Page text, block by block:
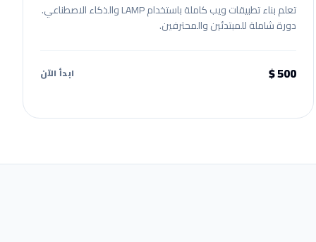
تعلم بناء تطبيقات ويب كاملة باستخدام LAMP والذكاء الاصطناعي.
دورة شاملة للمبتدئين والمحترفين.
500 $ ابدأ الآن